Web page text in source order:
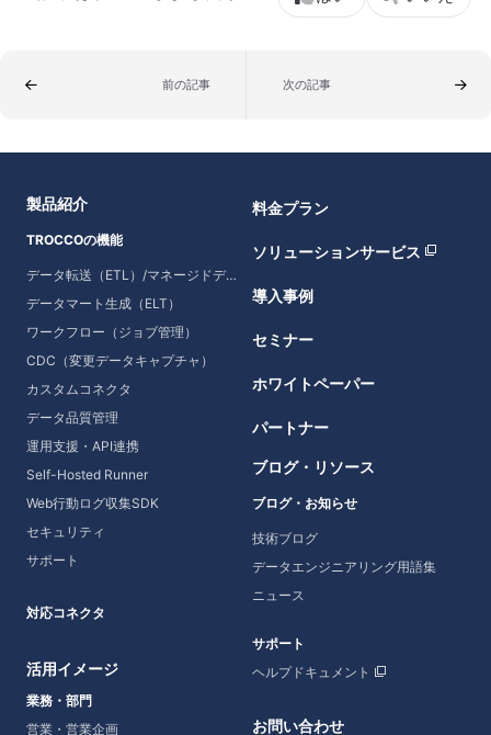
前の記事 次の記事
製品紹介
TROCCOの機能
データ転送（ETL）/マネージドデータ転送
データマート生成（ELT）
ワークフロー（ジョブ管理）
CDC（変更データキャプチャ）
カスタムコネクタ
データ品質管理
運用支援・API連携
Self-Hosted Runner
Web行動ログ収集SDK
セキュリティ
サポート
対応コネクタ
活用イメージ
業務・部門
営業・営業企画
料金プラン
ソリューションサービス
導入事例
セミナー
ホワイトペーパー
パートナー
ブログ・リソース
ブログ・お知らせ
技術ブログ
データエンジニアリング用語集
ニュース
サポート
ヘルプドキュメント
お問い合わせ